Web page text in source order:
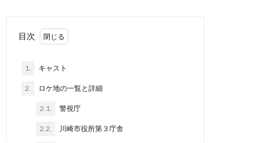
目次
1. キャスト
2. ロケ地の一覧と詳細
2.1. 警視庁
2.2. 川崎市役所第３庁舎